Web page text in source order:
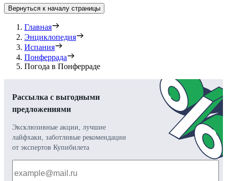
Вернуться к началу страницы
Главная
Энциклопедия
Испания
Понферрада
Погода в Понферраде
Рассылка с выгодными
предложениями
Эксклюзивные акции, лучшие
лайфхаки, заботливые рекомендации
от экспертов Купибилета